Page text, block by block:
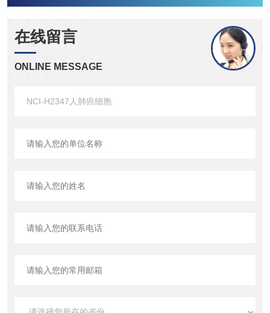
在线留言
ONLINE MESSAGE